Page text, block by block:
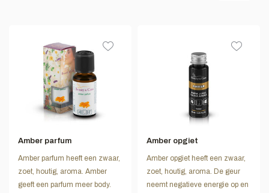
Amber parfum
Amber parfum heeft een zwaar,
zoet, houtig, aroma. Amber
geeft een parfum meer body.
Amber opgiet
Amber opgiet heeft een zwaar,
zoet, houtig, aroma. De geur
neemt negatieve energie op en